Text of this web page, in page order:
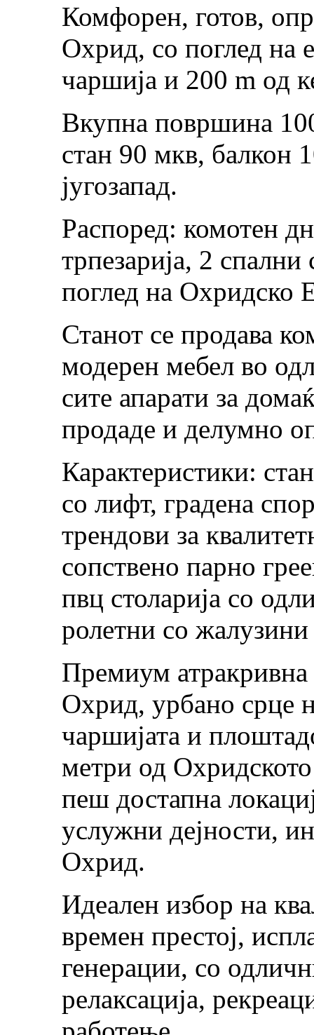
Комфорен, готов,
Охрид, со поглед на
чаршија и 200 m од
Вкупна површина
стан 90 мкв, балкон
југозапад.
Распоред: комотен
трпезарија, 2
поглед на Охридско
Станот се продава
модерен мебел во
сите апарати за
продаде и делумно
Карактеристики:
со лифт, градена
трендови за
сопствено парно
пвц столарија со
ролетни со
Премиум атракривна
Охрид, урбано срце
чаршијата и
метри од
пеш достапна
услужни дејности,
Охрид.
Идеален избор на
времен престој,
генерации, со
релаксација,